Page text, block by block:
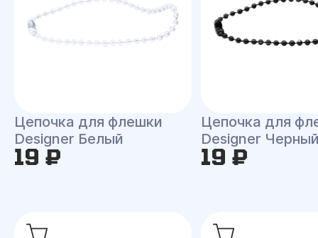
Цепочка для флешки
Designer Белый
19 ₽
Цепочка для
Designer
19 ₽